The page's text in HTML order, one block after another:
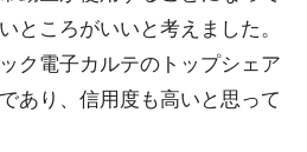
ところがいいと考えました。
ク電子カルテのトップシェア
あり、信用度も高いと思って